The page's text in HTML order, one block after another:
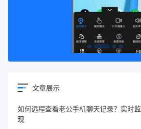
文章展示
如何远程查看老公手机聊天记录？实时
现